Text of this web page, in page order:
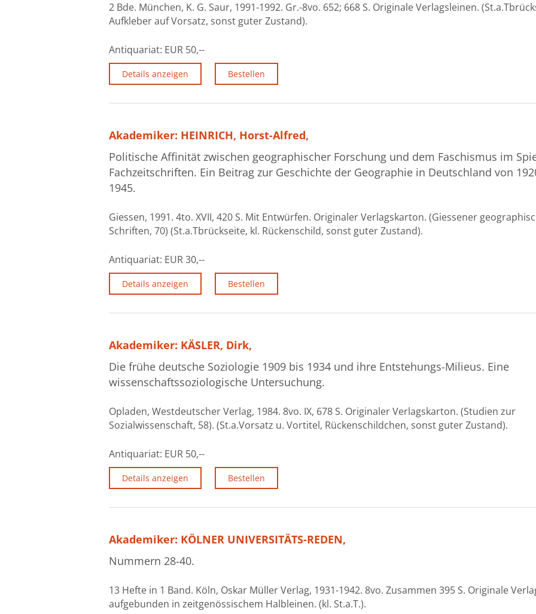
2 Bde. München, K. G. Saur, 1991-1992. Gr.-8vo. 652; 668 S. Originale Verlagsleinen.
Aufkleber auf Vorsatz, sonst guter Zustand).
Antiquariat: EUR 50,--
Details anzeigen Bestellen
Akademiker: HEINRICH, Horst-Alfred,
Politische Affinität zwischen geographischer Forschung und dem Faschismus im
Fachzeitschriften. Ein Beitrag zur Geschichte der Geographie in Deutschland von
1945.
Giessen, 1991. 4to. XVII, 420 S. Mit Entwürfen. Originaler Verlagskarton. (Giessener
Schriften, 70) (St.a.Tbrückseite, kl. Rückenschild, sonst guter Zustand).
Antiquariat: EUR 30,--
Details anzeigen Bestellen
Akademiker: KÄSLER, Dirk,
Die frühe deutsche Soziologie 1909 bis 1934 und ihre Entstehungs-Milieus. Eine
wissenschaftssoziologische Untersuchung.
Opladen, Westdeutscher Verlag, 1984. 8vo. IX, 678 S. Originaler Verlagskarton. (Studien zur
Sozialwissenschaft, 58). (St.a.Vorsatz u. Vortitel, Rückenschildchen, sonst guter Zustand).
Antiquariat: EUR 50,--
Details anzeigen Bestellen
Akademiker: KÖLNER UNIVERSITÄTS-REDEN,
Nummern 28-40.
13 Hefte in 1 Band. Köln, Oskar Müller Verlag, 1931-1942. 8vo. Zusammen 395 S. Originale
aufgebunden in zeitgenössischem Halbleinen. (kl. St.a.T.).